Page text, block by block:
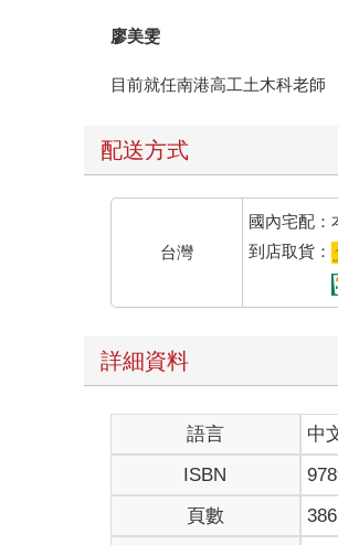
廖美雯
目前就任南港高工土木科老師
配送方式
台灣
國內宅配：
到店取貨：
詳細資料
語言 中
ISBN
頁數
386